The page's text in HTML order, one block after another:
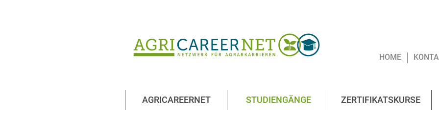
HOME
AGRICAREERNET STUDIENGÄNGE ZERTIFIKATSKURSE